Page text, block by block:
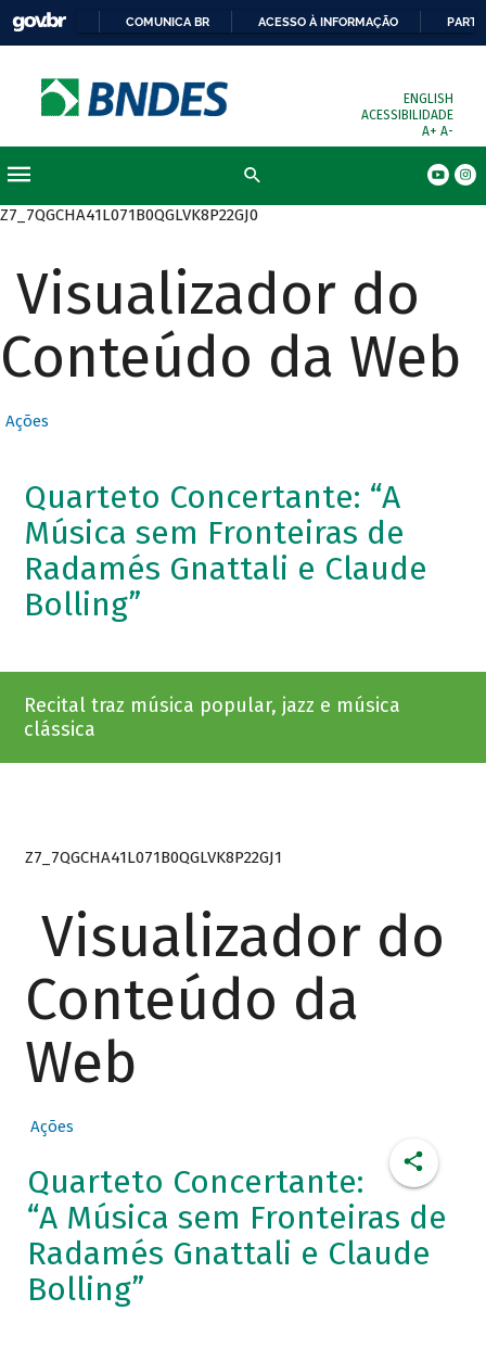
COMUNICA BR ACESSO À INFORMAÇÃO
ENGLISH
ACESSIBILIDADE
A+ A-
Z7_7QGCHA41L071B0QGLVK8P22GJ0
Visualizador do
Conteúdo da Web
Ações
Quarteto Concertante: “A
Música sem Fronteiras de
Radamés Gnattali e Claude
Bolling”
Recital traz música popular, jazz e música
clássica
Z7_7QGCHA41L071B0QGLVK8P22GJ1
Visualizador do
Conteúdo da
Web
Ações
Quarteto Concertante:
“A Música sem Fronteiras de
Radamés Gnattali e Claude
Bolling”